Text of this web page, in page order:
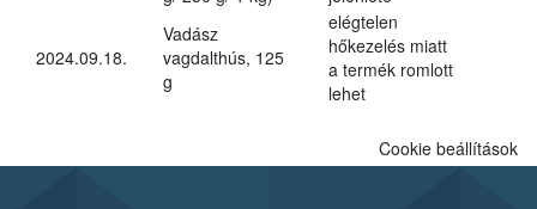
2024.09.18.
Vadász
vagdalthús, 125
g
elégtelen
hőkezelés miatt
a termék romlott
lehet
Cookie beállítások